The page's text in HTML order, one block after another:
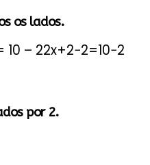
os lados.
– 22x+2−2=10−2
por 2.